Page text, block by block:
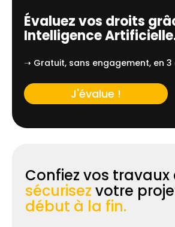
Évaluez vos droits
Intelligence
➝ Gratuit, sans engagement, en 3
J'évalue !
Confiez vos travaux
sécurisez votre
début à la fin.